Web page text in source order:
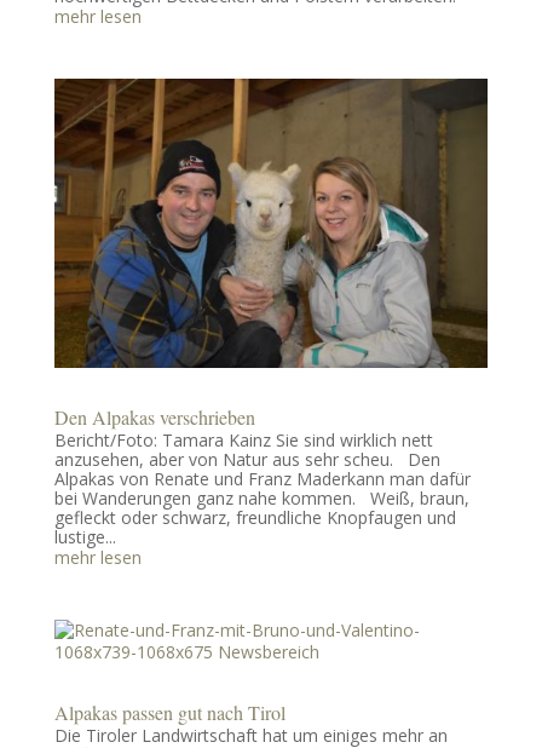
mehr lesen
Den Alpakas verschrieben
Bericht/Foto: Tamara Kainz Sie sind wirklich nett
anzusehen, aber von Natur aus sehr scheu. Den
Alpakas von Renate und Franz Maderkann man dafür
bei Wanderungen ganz nahe kommen. Weiß, braun,
gefleckt oder schwarz, freundliche Knopfaugen und
lustige...
mehr lesen
Alpakas passen gut nach Tirol
Die Tiroler Landwirtschaft hat um einiges mehr an